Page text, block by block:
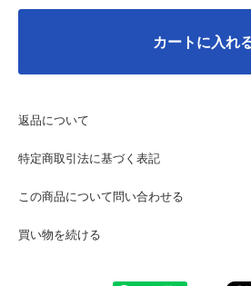
カートに入れ
返品について
特定商取引法に基づく表記
この商品について問い合わせる
買い物を続ける